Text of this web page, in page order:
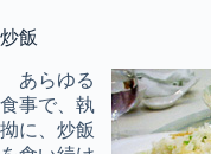
炒飯
あらゆる
食事で、執
拗に、炒飯